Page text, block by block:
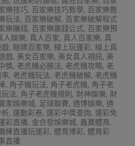
樂技巧, 百家樂技巧教學, 百家樂教
玩法, 百家樂破解, 百家樂破解程式
樂賺錢, 百家樂贏錢公式, 百家樂預
人娛樂, 真人百家, 真人百家樂, 真
, 瞇牌百家樂, 線上玩運彩, 線上真
戲, 美女百家樂, 美女真人視訊, 美
獎, 老虎機必勝法, 老虎機攻略, 老
, 老虎機玩法, 老虎機破解, 老虎機
, 角子機玩法, 角子老虎機, 角子老
法, 角子老虎機規則, 財神娛樂, 財
家娛樂城, 足球聯賽, 通博娛樂, 通
, 運動彩卷, 運彩中獎查詢, 運彩免
彩直播, 金合發娛樂城, 鑫寶體育,
棒直播玩運彩, 體育博彩, 體育彩
直播